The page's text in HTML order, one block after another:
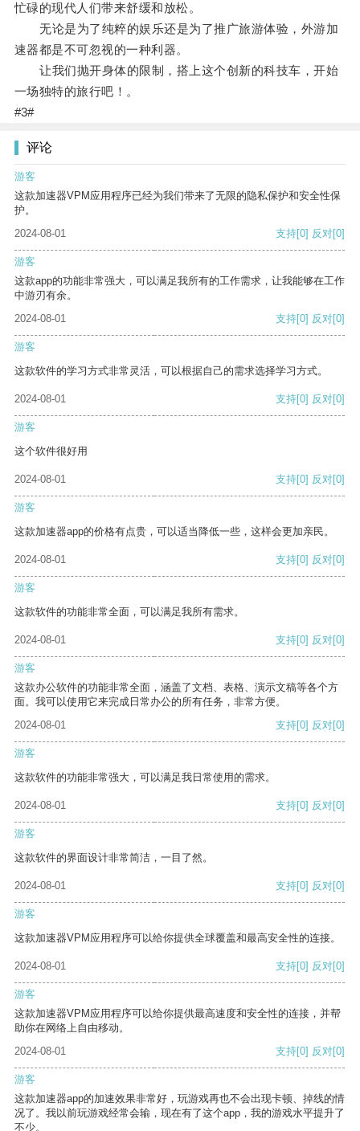
忙碌的现代人们带来舒缓和放松。
无论是为了纯粹的娱乐还是为了推广旅游体验，外游加
速器都是不可忽视的一种利器。
让我们抛开身体的限制，搭上这个创新的科技车，开始
一场独特的旅行吧！。
#3#
评论
游客
这款加速器VPM应用程序已经为我们带来了无限的隐私保护和安全性保
护。
2024-08-01
支持[0] 反对[0]
游客
这款app的功能非常强大，可以满足我所有的工作需求，让我能够在工作
中游刃有余。
2024-08-01
支持[0] 反对[0]
游客
这款软件的学习方式非常灵活，可以根据自己的需求选择学习方式。
2024-08-01 支持[0] 反对[0]
游客
这个软件很好用
2024-08-01 支持[0] 反对[0]
游客
这款加速器app的价格有点贵，可以适当降低一些，这样会更加亲民。
2024-08-01 支持[0] 反对[0]
游客
这款软件的功能非常全面，可以满足我所有需求。
2024-08-01 支持[0] 反对[0]
游客
这款办公软件的功能非常全面，涵盖了文档、表格、演示文稿等各个方
面。我可以使用它来完成日常办公的所有任务，非常方便。
2024-08-01
支持[0] 反对[0]
游客
这款软件的功能非常强大，可以满足我日常使用的需求。
2024-08-01 支持[0] 反对[0]
游客
这款软件的界面设计非常简洁，一目了然。
2024-08-01 支持[0] 反对[0]
游客
这款加速器VPM应用程序可以给你提供全球覆盖和最高安全性的连接。
2024-08-01 支持[0] 反对[0]
游客
这款加速器VPM应用程序可以给你提供最高速度和安全性的连接，并帮
助你在网络上自由移动。
2024-08-01
支持[0] 反对[0]
游客
这款加速器app的加速效果非常好，玩游戏再也不会出现卡顿、掉线的情
况了。我以前玩游戏经常会输，现在有了这个app，我的游戏水平提升了
不少。